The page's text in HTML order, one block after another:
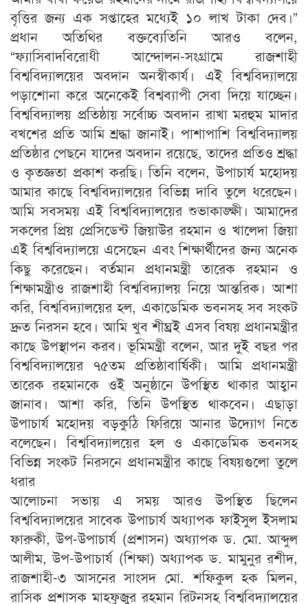
বৃত্তির জন্য এক সপ্তাহের মধ্যেই ১০ লাখ টাকা দেব।”
প্রধান অতিথির বক্তব্যেতিনি আরও বলেন,
“ফ্যাসিবাদবিরোধী আন্দোলন-সংগ্রামে রাজশাহী
বিশ্ববিদ্যালয়ের অবদান অনস্বীকার্য। এই বিশ্ববিদ্যালয়ে
পড়াশোনা করে অনেকেই বিশ্বব্যাপী সেবা দিয়ে যাচ্ছেন।
বিশ্ববিদ্যালয় প্রতিষ্ঠায় সর্বোচ্চ অবদান রাখা মরহুম মাদার
বখশের প্রতি আমি শ্রদ্ধা জানাই। পাশাপাশি বিশ্ববিদ্যালয়
প্রতিষ্ঠার পেছনে যাদের অবদান রয়েছে, তাদের প্রতিও শ্রদ্ধা
ও কৃতজ্ঞতা প্রকাশ করছি। তিনি বলেন, উপাচার্য মহোদয়
আমার কাছে বিশ্ববিদ্যালয়ের বিভিন্ন দাবি তুলে ধরেছেন।
আমি সবসময় এই বিশ্ববিদ্যালয়ের শুভাকাঙ্ক্ষী। আমাদের
সকলের প্রিয় প্রেসিডেন্ট জিয়াউর রহমান ও খালেদা জিয়া
এই বিশ্ববিদ্যালয়ে এসেছেন এবং শিক্ষার্থীদের জন্য অনেক
কিছু করেছেন। বর্তমান প্রধানমন্ত্রী তারেক রহমান ও
শিক্ষামন্ত্রীও রাজশাহী বিশ্ববিদ্যালয় নিয়ে আন্তরিক। আশা
করি, বিশ্ববিদ্যালয়ের হল, একাডেমিক ভবনসহ সব সংকট
দ্রুত নিরসন হবে। আমি খুব শীঘ্রই এসব বিষয় প্রধানমন্ত্রীর
কাছে উপস্থাপন করব। ভূমিমন্ত্রী বলেন, আর দুই বছর পর
বিশ্ববিদ্যালয়ের ৭৫তম প্রতিষ্ঠাবার্ষিকী। আমি প্রধানমন্ত্রী
তারেক রহমানকে ওই অনুষ্ঠানে উপস্থিত থাকার আহ্বান
জানাব। আশা করি, তিনি উপস্থিত থাকবেন। এছাড়া
উপাচার্য মহোদয় বড়কুঠি ফিরিয়ে আনার উদ্যোগ নিতে
বলেছেন। বিশ্ববিদ্যালয়ের হল ও একাডেমিক ভবনসহ
বিভিন্ন সংকট নিরসনে প্রধানমন্ত্রীর কাছে বিষয়গুলো তুলে
ধরার
আলোচনা সভায় এ সময় আরও উপস্থিত ছিলেন
বিশ্ববিদ্যালয়ের সাবেক উপাচার্য অধ্যাপক ফাইসুল ইসলাম
ফারুকী, উপ-উপাচার্য (প্রশাসন) অধ্যাপক ড. মো. আব্দুল
আলীম, উপ-উপাচার্য (শিক্ষা) অধ্যাপক ড. মামুনুর রশীদ,
রাজশাহী-৩ আসনের সাংসদ মো. শফিকুল হক মিলন,
রাসিক প্রশাসক মাহফুজুর রহমান রিটনসহ বিশ্ববিদ্যালয়ের